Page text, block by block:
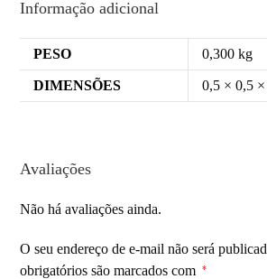
Informação adicional
PESO 0,300 kg
DIMENSÕES 0,5 × 0,5
Avaliações
Não há avaliações ainda.
O seu endereço de e-mail não será
obrigatórios são marcados com
*